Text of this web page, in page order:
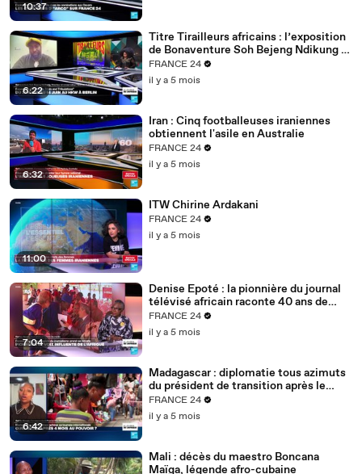
10:37
6:22
Titre Tirailleurs africains : l’exposition
de Bonaventure Soh Bejeng Ndikung à
Berlin
FRANCE 24
il y a 5 mois
6:32
Iran : Cinq footballeuses iraniennes
obtiennent l'asile en Australie
FRANCE 24
il y a 5 mois
11:00
ITW Chirine Ardakani
FRANCE 24
il y a 5 mois
7:04
Denise Epoté : la pionnière du journal
télévisé africain raconte 40 ans de
carrière
FRANCE 24
il y a 5 mois
6:42
Madagascar : diplomatie tous azimuts
du président de transition après le
putsch
FRANCE 24
il y a 5 mois
Mali : décès du maestro Boncana
Maïga, légende afro-cubaine